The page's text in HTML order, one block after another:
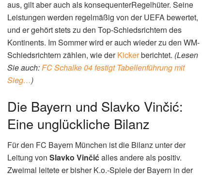
Symbolbild: Slavko Vinčić (Bild: Pexels)
Slavko Vinčić: Hintergrund und
Karriere